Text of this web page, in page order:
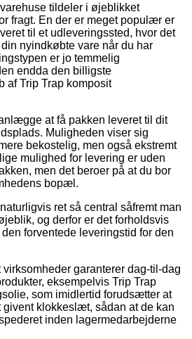
tildeler i øjeblikket
fragt. En der er meget populær er
til et udleveringssted, hvor det
nyindkøbte vare når du har
er jo temmelig
endda den billigste
af Trip Trap komposit
at få pakken leveret til dit
Muligheden viser sig
bekostelig, men også ekstremt
mulighed for levering er uden
men det beroer på at du bor
bopæl.
ret så central såfremt man
og derfor er det forholdsvis
forventede leveringstid for den
garanterer dag-til-dag
eksempelvis Trip Trap
som imidlertid forudsætter at
givent klokkeslæt, sådan at de kan
inden lagermedarbejderne